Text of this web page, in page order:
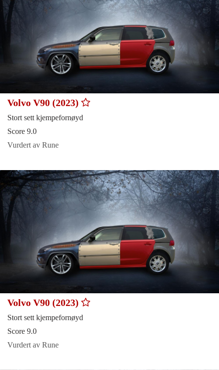
Volvo V90 (2023)
Stort sett kjempefornøyd
Score 9.0
Vurdert av Rune
Volvo V90 (2023)
Stort sett kjempefornøyd
Score 9.0
Vurdert av Rune